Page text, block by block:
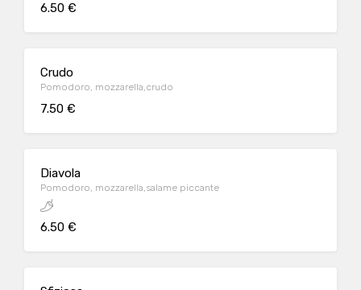
6.50 €
Crudo
Pomodoro, mozzarella,crudo
7.50 €
Diavola
Pomodoro, mozzarella,salame piccante
6.50 €